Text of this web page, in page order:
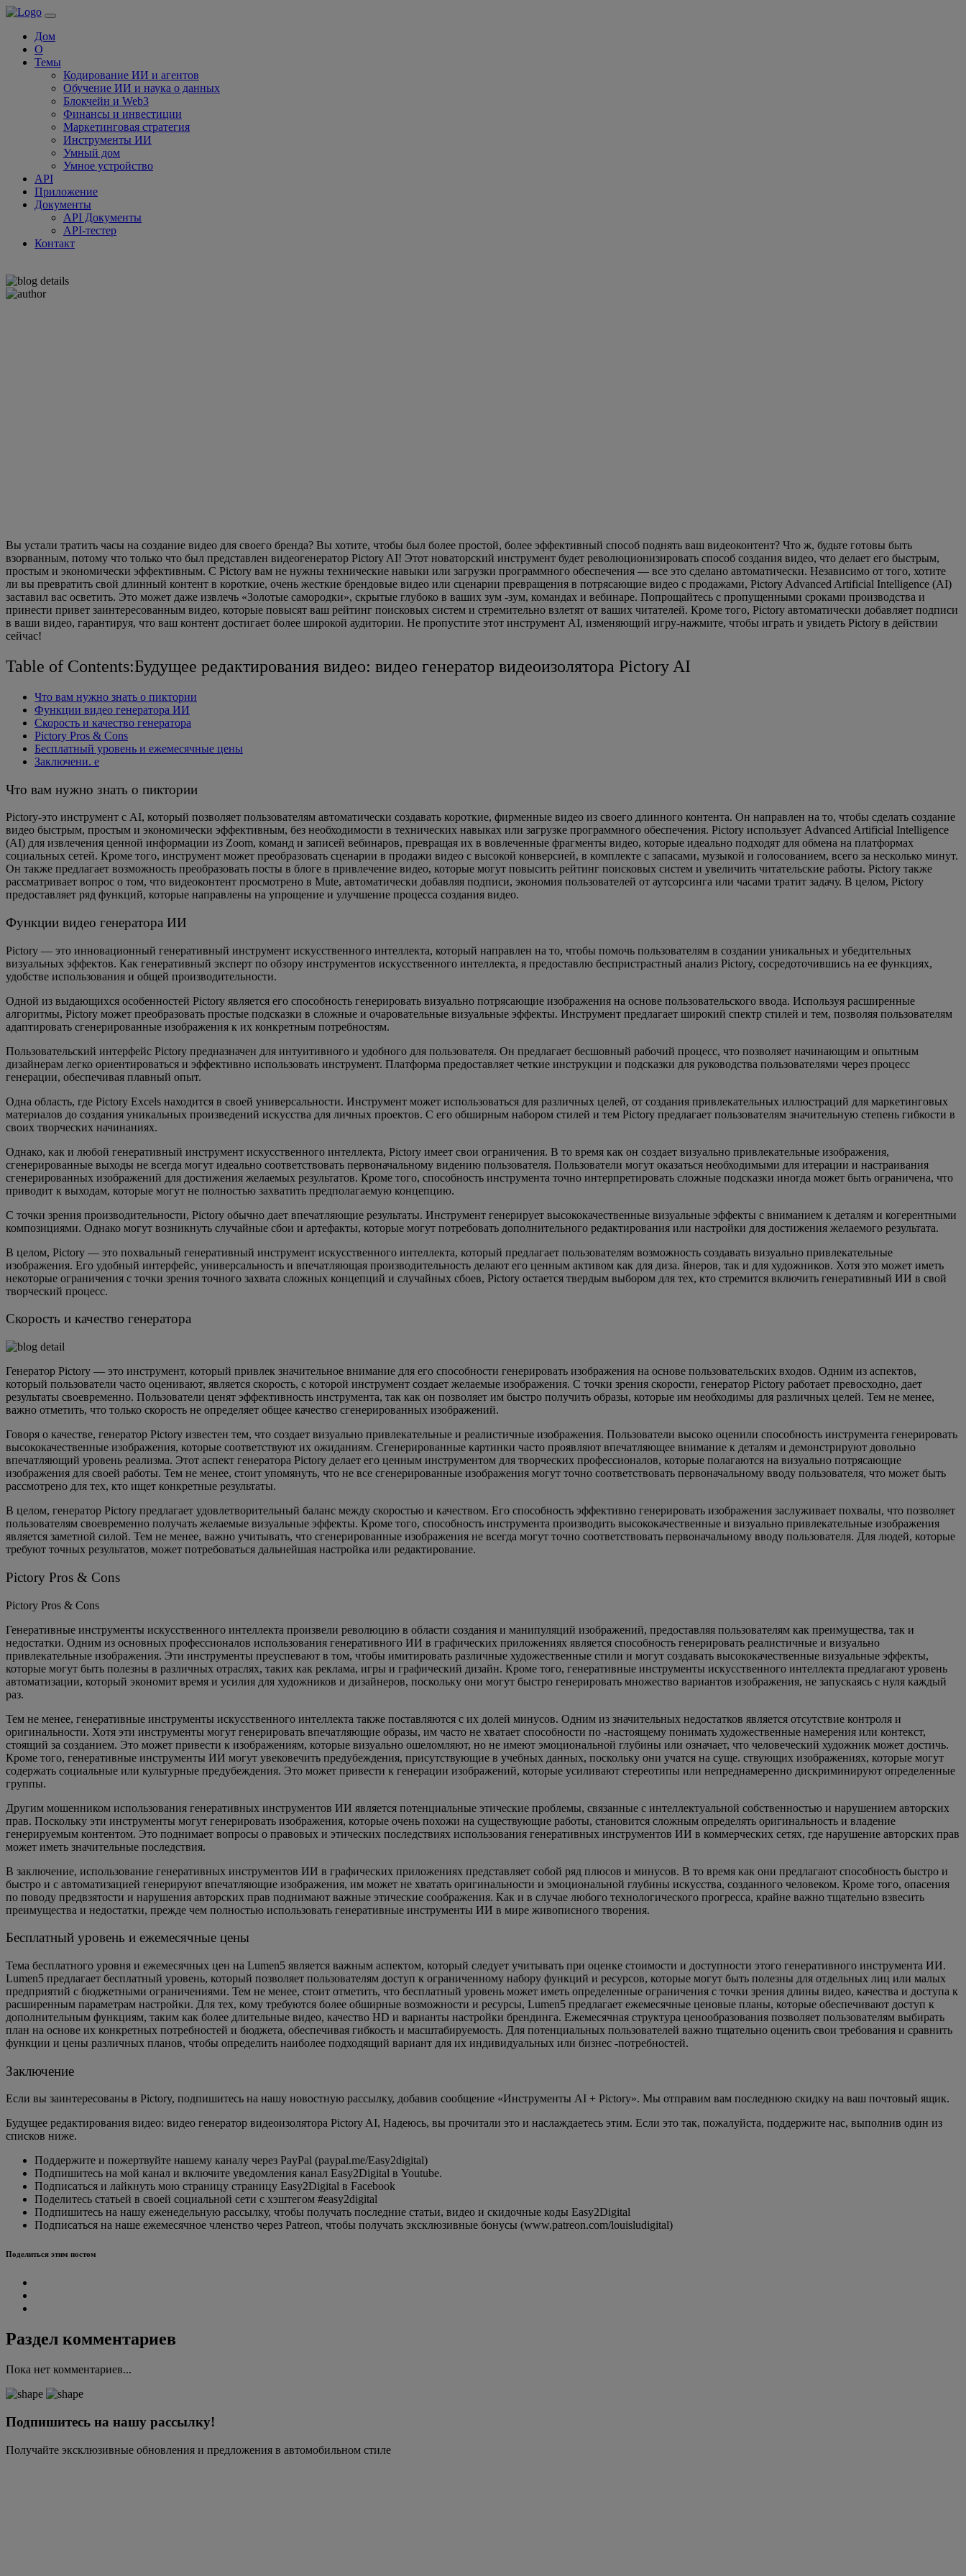
Дом
О
Темы
Кодирование ИИ и агентов
Обучение ИИ и наука о данных
Блокчейн и Web3
Финансы и инвестиции
Маркетинговая стратегия
Инструменты ИИ
Умный дом
Умное устройство
API
Приложение
Документы
API Документы
API-тестер
Контакт
Вы устали тратить часы на создание видео для своего бренда? Вы хотите, чтобы был более простой, более эффективный способ поднять ваш видеоконтент? Что ж, будьте готовы быть
взорванным, потому что только что был представлен видеогенератор Pictory AI! Этот новаторский инструмент будет революционизировать способ создания видео, что делает его быстрым,
простым и экономически эффективным. С Pictory вам не нужны технические навыки или загрузки программного обеспечения — все это сделано автоматически. Независимо от того, хотите
ли вы превратить свой длинный контент в короткие, очень жесткие брендовые видео или сценарии превращения в потрясающие видео с продажами, Pictory Advanced Artificial Intelligence (AI)
заставил вас осветить. Это может даже извлечь «Золотые самородки», скрытые глубоко в ваших зум -зум, командах и вебинаре. Попрощайтесь с пропущенными сроками производства и
принести привет заинтересованным видео, которые повысят ваш рейтинг поисковых систем и стремительно взлетят от ваших читателей. Кроме того, Pictory автоматически добавляет подписи
в ваши видео, гарантируя, что ваш контент достигает более широкой аудитории. Не пропустите этот инструмент AI, изменяющий игру-нажмите, чтобы играть и увидеть Pictory в действии
сейчас!
Table of Contents:Будущее редактирования видео: видео генератор видеоизолятора Pictory AI
Что вам нужно знать о пиктории
Функции видео генератора ИИ
Скорость и качество генератора
Pictory Pros & Cons
Бесплатный уровень и ежемесячные цены
Заключени. е
Что вам нужно знать о пиктории
Pictory-это инструмент с AI, который позволяет пользователям автоматически создавать короткие, фирменные видео из своего длинного контента. Он направлен на то, чтобы сделать создание
видео быстрым, простым и экономически эффективным, без необходимости в технических навыках или загрузке программного обеспечения. Pictory использует Advanced Artificial Intelligence
(AI) для извлечения ценной информации из Zoom, команд и записей вебинаров, превращая их в вовлеченные фрагменты видео, которые идеально подходят для обмена на платформах
социальных сетей. Кроме того, инструмент может преобразовать сценарии в продажи видео с высокой конверсией, в комплекте с запасами, музыкой и голосованием, всего за несколько минут.
Он также предлагает возможность преобразовать посты в блоге в привлечение видео, которые могут повысить рейтинг поисковых систем и увеличить читательские работы. Pictory также
рассматривает вопрос о том, что видеоконтент просмотрено в Mute, автоматически добавляя подписи, экономия пользователей от аутсорсинга или часами тратит задачу. В целом, Pictory
предоставляет ряд функций, которые направлены на упрощение и улучшение процесса создания видео.
Функции видео генератора ИИ
Pictory — это инновационный генеративный инструмент искусственного интеллекта, который направлен на то, чтобы помочь пользователям в создании уникальных и убедительных
визуальных эффектов. Как генеративный эксперт по обзору инструментов искусственного интеллекта, я предоставлю беспристрастный анализ Pictory, сосредоточившись на ее функциях,
удобстве использования и общей производительности.
Одной из выдающихся особенностей Pictory является его способность генерировать визуально потрясающие изображения на основе пользовательского ввода. Используя расширенные
алгоритмы, Pictory может преобразовать простые подсказки в сложные и очаровательные визуальные эффекты. Инструмент предлагает широкий спектр стилей и тем, позволяя пользователям
адаптировать сгенерированные изображения к их конкретным потребностям.
Пользовательский интерфейс Pictory предназначен для интуитивного и удобного для пользователя. Он предлагает бесшовный рабочий процесс, что позволяет начинающим и опытным
дизайнерам легко ориентироваться и эффективно использовать инструмент. Платформа предоставляет четкие инструкции и подсказки для руководства пользователями через процесс
генерации, обеспечивая плавный опыт.
Одна область, где Pictory Excels находится в своей универсальности. Инструмент может использоваться для различных целей, от создания привлекательных иллюстраций для маркетинговых
материалов до создания уникальных произведений искусства для личных проектов. С его обширным набором стилей и тем Pictory предлагает пользователям значительную степень гибкости в
своих творческих начинаниях.
Однако, как и любой генеративный инструмент искусственного интеллекта, Pictory имеет свои ограничения. В то время как он создает визуально привлекательные изображения,
сгенерированные выходы не всегда могут идеально соответствовать первоначальному видению пользователя. Пользователи могут оказаться необходимыми для итерации и настраивания
сгенерированных изображений для достижения желаемых результатов. Кроме того, способность инструмента точно интерпретировать сложные подсказки иногда может быть ограничена, что
приводит к выходам, которые могут не полностью захватить предполагаемую концепцию.
С точки зрения производительности, Pictory обычно дает впечатляющие результаты. Инструмент генерирует высококачественные визуальные эффекты с вниманием к деталям и когерентными
композициями. Однако могут возникнуть случайные сбои и артефакты, которые могут потребовать дополнительного редактирования или настройки для достижения желаемого результата.
В целом, Pictory — это похвальный генеративный инструмент искусственного интеллекта, который предлагает пользователям возможность создавать визуально привлекательные
изображения. Его удобный интерфейс, универсальность и впечатляющая производительность делают его ценным активом как для диза. йнеров, так и для художников. Хотя это может иметь
некоторые ограничения с точки зрения точного захвата сложных концепций и случайных сбоев, Pictory остается твердым выбором для тех, кто стремится включить генеративный ИИ в свой
творческий процесс.
Скорость и качество генератора
Генератор Pictory — это инструмент, который привлек значительное внимание для его способности генерировать изображения на основе пользовательских входов. Одним из аспектов,
который пользователи часто оценивают, является скорость, с которой инструмент создает желаемые изображения. С точки зрения скорости, генератор Pictory работает превосходно, дает
результаты своевременно. Пользователи ценят эффективность инструмента, так как он позволяет им быстро получить образы, которые им необходимы для различных целей. Тем не менее,
важно отметить, что только скорость не определяет общее качество сгенерированных изображений.
Говоря о качестве, генератор Pictory известен тем, что создает визуально привлекательные и реалистичные изображения. Пользователи высоко оценили способность инструмента генерировать
высококачественные изображения, которые соответствуют их ожиданиям. Сгенерированные картинки часто проявляют впечатляющее внимание к деталям и демонстрируют довольно
впечатляющий уровень реализма. Этот аспект генератора Pictory делает его ценным инструментом для творческих профессионалов, которые полагаются на визуально потрясающие
изображения для своей работы. Тем не менее, стоит упомянуть, что не все сгенерированные изображения могут точно соответствовать первоначальному вводу пользователя, что может быть
рассмотрено для тех, кто ищет конкретные результаты.
В целом, генератор Pictory предлагает удовлетворительный баланс между скоростью и качеством. Его способность эффективно генерировать изображения заслуживает похвалы, что позволяет
пользователям своевременно получать желаемые визуальные эффекты. Кроме того, способность инструмента производить высококачественные и визуально привлекательные изображения
является заметной силой. Тем не менее, важно учитывать, что сгенерированные изображения не всегда могут точно соответствовать первоначальному вводу пользователя. Для людей, которые
требуют точных результатов, может потребоваться дальнейшая настройка или редактирование.
Pictory Pros & Cons
Pictory Pros & Cons
Генеративные инструменты искусственного интеллекта произвели революцию в области создания и манипуляций изображений, предоставляя пользователям как преимущества, так и
недостатки. Одним из основных профессионалов использования генеративного ИИ в графических приложениях является способность генерировать реалистичные и визуально
привлекательные изображения. Эти инструменты преуспевают в том, чтобы имитировать различные художественные стили и могут создавать высококачественные визуальные эффекты,
которые могут быть полезны в различных отраслях, таких как реклама, игры и графический дизайн. Кроме того, генеративные инструменты искусственного интеллекта предлагают уровень
автоматизации, который экономит время и усилия для художников и дизайнеров, поскольку они могут быстро генерировать множество вариантов изображения, не запускаясь с нуля каждый
раз.
Тем не менее, генеративные инструменты искусственного интеллекта также поставляются с их долей минусов. Одним из значительных недостатков является отсутствие контроля и
оригинальности. Хотя эти инструменты могут генерировать впечатляющие образы, им часто не хватает способности по -настоящему понимать художественные намерения или контекст,
стоящий за созданием. Это может привести к изображениям, которые визуально ошеломляют, но не имеют эмоциональной глубины или означает, что человеческий художник может достичь.
Кроме того, генеративные инструменты ИИ могут увековечить предубеждения, присутствующие в учебных данных, поскольку они учатся на суще. ствующих изображениях, которые могут
содержать социальные или культурные предубеждения. Это может привести к генерации изображений, которые усиливают стереотипы или непреднамеренно дискриминируют определенные
группы.
Другим мошенником использования генеративных инструментов ИИ является потенциальные этические проблемы, связанные с интеллектуальной собственностью и нарушением авторских
прав. Поскольку эти инструменты могут генерировать изображения, которые очень похожи на существующие работы, становится сложным определять оригинальность и владение
генерируемым контентом. Это поднимает вопросы о правовых и этических последствиях использования генеративных инструментов ИИ в коммерческих сетях, где нарушение авторских прав
может иметь значительные последствия.
В заключение, использование генеративных инструментов ИИ в графических приложениях представляет собой ряд плюсов и минусов. В то время как они предлагают способность быстро и
быстро и с автоматизацией генерируют впечатляющие изображения, им может не хватать оригинальности и эмоциональной глубины искусства, созданного человеком. Кроме того, опасения
по поводу предвзятости и нарушения авторских прав поднимают важные этические соображения. Как и в случае любого технологического прогресса, крайне важно тщательно взвесить
преимущества и недостатки, прежде чем полностью использовать генеративные инструменты ИИ в мире живописного творения.
Бесплатный уровень и ежемесячные цены
Тема бесплатного уровня и ежемесячных цен на Lumen5 является важным аспектом, который следует учитывать при оценке стоимости и доступности этого генеративного инструмента ИИ.
Lumen5 предлагает бесплатный уровень, который позволяет пользователям доступ к ограниченному набору функций и ресурсов, которые могут быть полезны для отдельных лиц или малых
предприятий с бюджетными ограничениями. Тем не менее, стоит отметить, что бесплатный уровень может иметь определенные ограничения с точки зрения длины видео, качества и доступа к
расширенным параметрам настройки. Для тех, кому требуются более обширные возможности и ресурсы, Lumen5 предлагает ежемесячные ценовые планы, которые обеспечивают доступ к
дополнительным функциям, таким как более длительные видео, качество HD и варианты настройки брендинга. Ежемесячная структура ценообразования позволяет пользователям выбирать
план на основе их конкретных потребностей и бюджета, обеспечивая гибкость и масштабируемость. Для потенциальных пользователей важно тщательно оценить свои требования и сравнить
функции и цены различных планов, чтобы определить наиболее подходящий вариант для их индивидуальных или бизнес -потребностей.
Заключение
Если вы заинтересованы в Pictory, подпишитесь на нашу новостную рассылку, добавив сообщение «Инструменты AI + Pictory». Мы отправим вам последнюю скидку на ваш почтовый ящик.
Будущее редактирования видео: видео генератор видеоизолятора Pictory AI, Надеюсь, вы прочитали это и наслаждаетесь этим. Если это так, пожалуйста, поддержите нас, выполнив один из
списков ниже.
Поддержите и пожертвуйте нашему каналу через PayPal (paypal.me/Easy2digital)
Подпишитесь на мой канал и включите уведомления канал Easy2Digital в Youtube.
Подписаться и лайкнуть мою страницу страницу Easy2Digital в Facebook
Поделитесь статьей в своей социальной сети с хэштегом #easy2digital
Подпишитесь на нашу еженедельную рассылку, чтобы получать последние статьи, видео и скидочные коды Easy2Digital
Подписаться на наше ежемесячное членство через Patreon, чтобы получать эксклюзивные бонусы (www.patreon.com/louisludigital)
Поделиться этим постом
Раздел комментариев
Пока нет комментариев...
Подпишитесь на нашу рассылку!
Получайте эксклюзивные обновления и предложения в автомобильном стиле